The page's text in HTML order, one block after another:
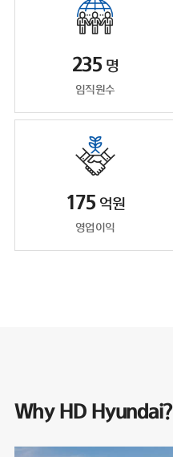
235 명
임직원수
175 억원
영업이익
Why HD Hyundai?